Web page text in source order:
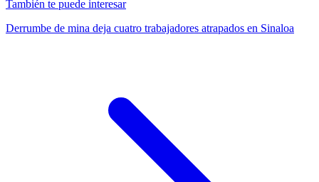
También te puede interesar
Derrumbe de mina deja cuatro trabajadores atrapados en Sinaloa